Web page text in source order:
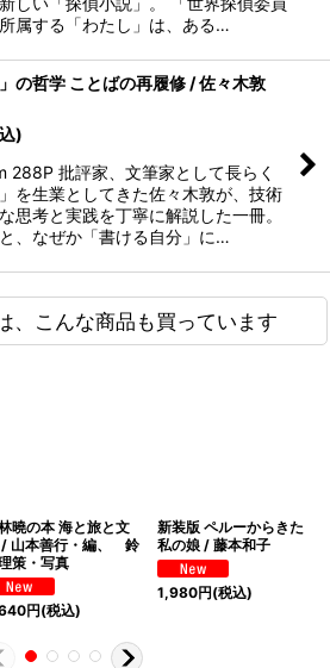
属する「わたし」は、ある…
」の哲学 ことばの再履修 / 佐々木敦
)
288P 批評家、文筆家として長らく
」を生業としてきた佐々木敦が、技術
思考と実践を丁寧に解説した一冊。
、なぜか「書ける自分」に…
、こんな商品も買っています
曉の本 海と旅と文
/ 山本善行・編、 鈴
策・写真
円(税込)
新装版 ペルーからきた
私の娘 / 藤本和子
1,980円(税込)